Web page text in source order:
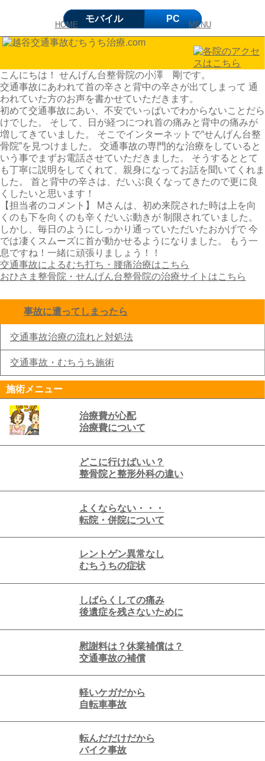
HOME MENU
こんにちは！ せんげん台整骨院の小澤 剛です。
交通事故にあわれて首の辛さと背中の辛さが出てしまって 通
われていた方のお声を書かせていただきます。
初めて交通事故にあい、不安でいっぱいでわからないことだら
けでした。 そして、日が経つにつれ首の痛みと背中の痛みが
増してきていました。 そこでインターネットで“せんげん台整
骨院”を見つけました。 交通事故の専門的な治療をしていると
いう事でまずお電話させていただきました。 そうするととて
も丁寧に説明をしてくれて、親身になってお話を聞いてくれま
した。 首と背中の辛さは、だいぶ良くなってきたので更に良
くしたいと思います！
【担当者のコメント】 Mさんは、初め来院された時は上を向
くのも下を向くのも辛くだいぶ動きが 制限されていました。
しかし、毎日のようにしっかり通っていただいたおかげで 今
では凄くスムーズに首が動かせるようになりました。 もう一
息ですね！一緒に頑張りましょう！！
交通事故によるむち打ち・腰痛治療はこちら
おひさま整骨院・せんげん台整骨院の治療サイトはこちら
事故に遭ってしまったら
交通事故治療の流れと対処法
交通事故・むちうち施術
施術メニュー
治療費が心配
治療費について
どこに行けばいい？
整骨院と整形外科の違い
よくならない・・・
転院・併院について
レントゲン異常なし
むちうちの症状
しばらくしての痛み
後遺症を残さないために
慰謝料は？休業補償は？
交通事故の補償
軽いケガだから
自転車事故
転んだだけだから
バイク事故
モバイル PC